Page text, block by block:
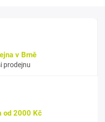
v Brně
prodejnu
od 2000 Kč